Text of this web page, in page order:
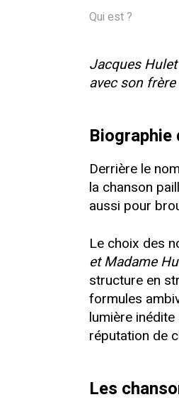
Qui est ?
Jacques
avec son
Derrière le
la chanson
aussi pour
Le choix des
et Madame
structure en
formules
lumière
réputation de
Les